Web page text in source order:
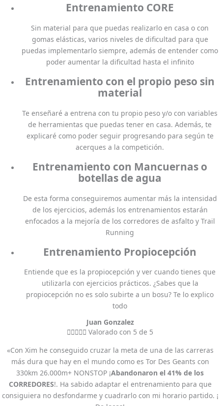
Entrenamiento CORE
Sin material para que puedas realizarlo en casa o con
gomas elásticas, varios niveles de dificultad para que
puedas implementarlo siempre, además de entender como
poder aumentar la dificultad hasta el infinito
Entrenamiento con el propio peso sin
material
Te enseñaré a entrena con tu propio peso y/o con variables
de herramientas que puedas tener en casa. Además, te
explicaré como poder seguir progresando para según te
acerques a la competición.
Entrenamiento con Mancuernas o
botellas de agua
De esta forma conseguiremos aumentar más la intensidad
de los ejercicios, además los entrenamientos estarán
enfocados a la mejoría de los corredores de asfalto y Trail
Running
Entrenamiento Propiocepción
Entiende que es la propiocepción y ver cuando tienes que
utilizarla con ejercicios prácticos. ¿Sabes que la
propiocepción no es solo subirte a un bosu? Te lo explico
todo
Juan Gonzalez
 Valorado con 5 de 5
«Con Xim he conseguido cruzar la meta de una de las carreras
más dura que hay en el mundo como es Tor Des Geants con
330km 26.000m+ NONSTOP ¡Abandonaron el 41% de los
CORREDORES!. Ha sabido adaptar el entrenamiento para que
consiguiera no desfondarme y cuadrarlo con mi horario partido. ¡